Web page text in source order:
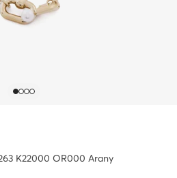
K22000 OR000 Arany